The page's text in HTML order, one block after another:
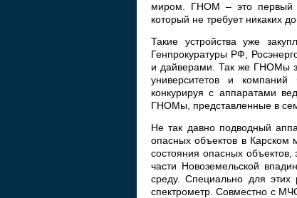
миром. ГНОМ – это первый
который не требует никаких
Такие устройства уже
Генпрокуратуры РФ,
и дайверами. Так же ГНОМы
университетов и
конкурируя с аппаратами
ГНОМы, представленные в
Не так давно подводный
опасных объектов в
состояния опасных
части Новоземельской
среду. Специально для
спектрометр. Совместно с